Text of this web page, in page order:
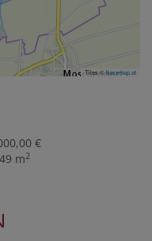
Tiles ©basemap.at
€
m2